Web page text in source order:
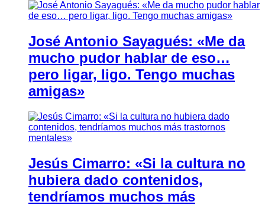
José Antonio Sayagués: «Me da
mucho pudor hablar de eso…
pero ligar, ligo. Tengo muchas
amigas»
Jesús Cimarro: «Si la cultura no
hubiera dado contenidos,
tendríamos muchos más